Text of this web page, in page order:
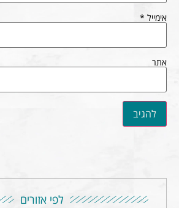
אימייל *
אתר
לפי אזורים